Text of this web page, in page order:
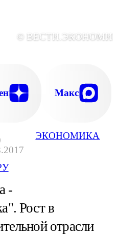
ЭКОНОМИКА
©
Макс
-
Рост в
отрасли